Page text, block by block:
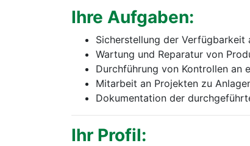
Ihre Aufgaben:
Sicherstellung der Verfügbarkeit
Wartung und Reparatur von
Durchführung von Kontrollen an
Mitarbeit an Projekten zu
Dokumentation der
Ihr Profil: